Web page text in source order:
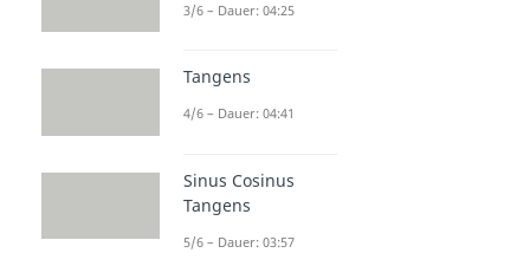
3/6 – Dauer: 04:25
Tangens
4/6 – Dauer: 04:41
Sinus Cosinus
Tangens
5/6 – Dauer: 03:57